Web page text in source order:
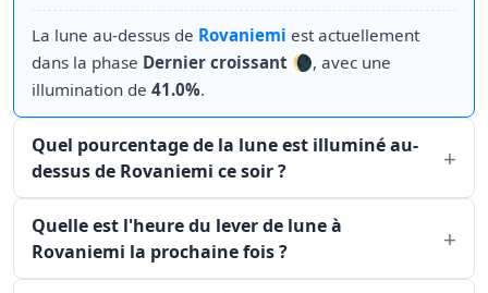
La lune au-dessus de Rovaniemi est actuellement
dans la phase Dernier croissant 🌘, avec une
illumination de 41.0%.
Quel pourcentage de la lune est illuminé au-
dessus de Rovaniemi ce soir ?
Quelle est l'heure du lever de lune à
Rovaniemi la prochaine fois ?